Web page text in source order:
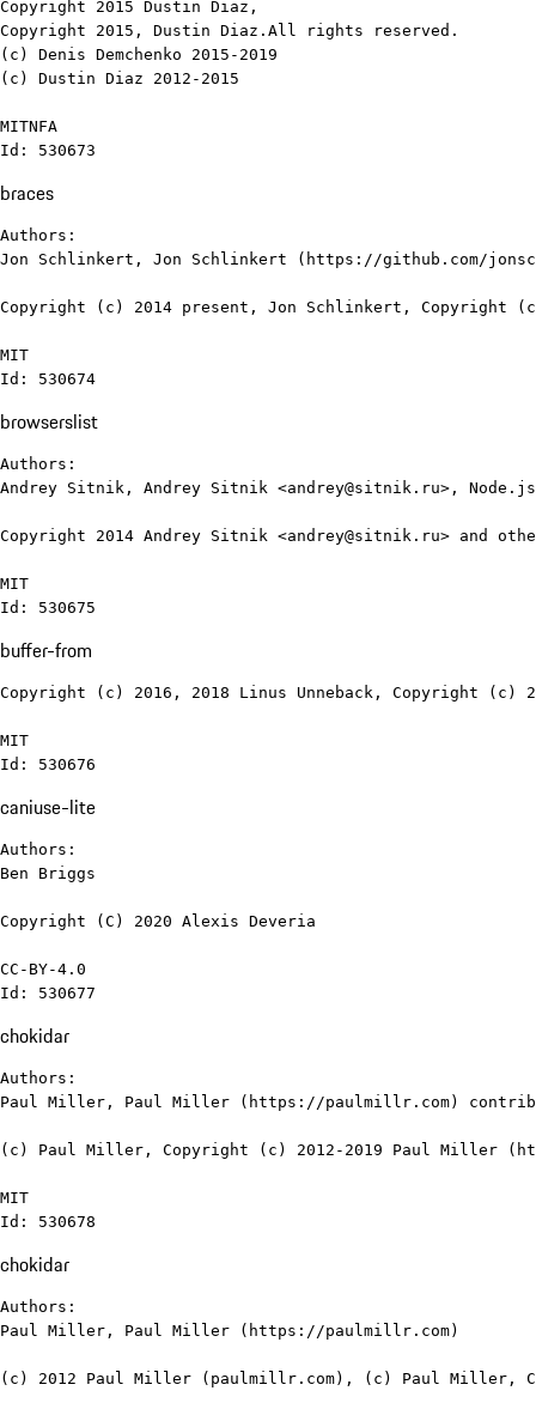
Copyright 2015 Dustin Diaz,
Copyright 2015, Dustin Diaz.All rights reserved.
(c) Denis Demchenko 2015-2019
(c) Dustin Diaz 2012-2015
MITNFA
Id: 530673
braces
Authors:
Jon Schlinkert, Jon Schlinkert (https://github.com/
Copyright (c) 2014 present, Jon Schlinkert, Copyright
MIT
Id: 530674
browserslist
Authors:
Andrey Sitnik, Andrey Sitnik <andrey@sitnik.ru>,
Copyright 2014 Andrey Sitnik <andrey@sitnik.ru> and
MIT
Id: 530675
buffer-from
Copyright (c) 2016, 2018 Linus Unneback, Copyright (c)
MIT
Id: 530676
caniuse-lite
Authors:
Ben Briggs
Copyright (C) 2020 Alexis Deveria
CC-BY-4.0
Id: 530677
chokidar
Authors:
Paul Miller, Paul Miller (https://paulmillr.com)
(c) Paul Miller, Copyright (c) 2012-2019 Paul Miller
MIT
Id: 530678
chokidar
Authors:
Paul Miller, Paul Miller (https://paulmillr.com)
(c) 2012 Paul Miller (paulmillr.com), (c) Paul Miller,